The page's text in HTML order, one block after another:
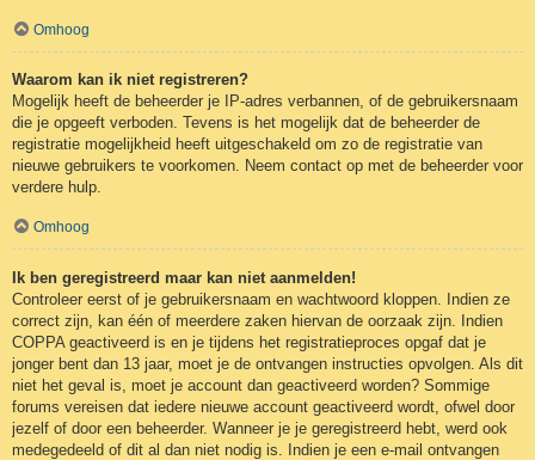
Omhoog
Waarom kan ik niet registreren?
Mogelijk heeft de beheerder je IP-adres verbannen, of de gebruikersnaam
die je opgeeft verboden. Tevens is het mogelijk dat de beheerder de
registratie mogelijkheid heeft uitgeschakeld om zo de registratie van
nieuwe gebruikers te voorkomen. Neem contact op met de beheerder voor
verdere hulp.
Omhoog
Ik ben geregistreerd maar kan niet aanmelden!
Controleer eerst of je gebruikersnaam en wachtwoord kloppen. Indien ze
correct zijn, kan één of meerdere zaken hiervan de oorzaak zijn. Indien
COPPA geactiveerd is en je tijdens het registratieproces opgaf dat je
jonger bent dan 13 jaar, moet je de ontvangen instructies opvolgen. Als dit
niet het geval is, moet je account dan geactiveerd worden? Sommige
forums vereisen dat iedere nieuwe account geactiveerd wordt, ofwel door
jezelf of door een beheerder. Wanneer je je geregistreerd hebt, werd ook
medegedeeld of dit al dan niet nodig is. Indien je een e-mail ontvangen